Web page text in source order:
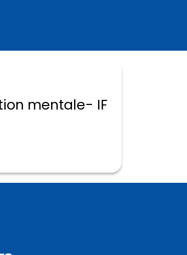
mentale- IF